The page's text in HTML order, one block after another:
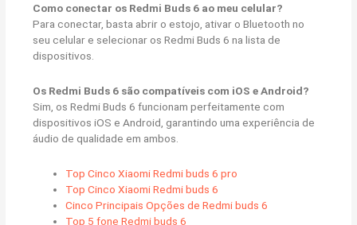
Como conectar os Redmi Buds 6 ao meu celular?
Para conectar, basta abrir o estojo, ativar o Bluetooth no
seu celular e selecionar os Redmi Buds 6 na lista de
dispositivos.
Os Redmi Buds 6 são compatíveis com iOS e Android?
Sim, os Redmi Buds 6 funcionam perfeitamente com
dispositivos iOS e Android, garantindo uma experiência de
áudio de qualidade em ambos.
Top Cinco Xiaomi Redmi buds 6 pro
Top Cinco Xiaomi Redmi buds 6
Cinco Principais Opções de Redmi buds 6
Top 5 fone Redmi buds 6